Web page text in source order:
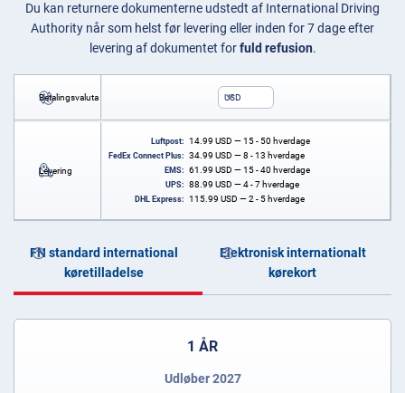
Du kan returnere dokumenterne udstedt af International Driving
Authority når som helst før levering eller inden for 7 dage efter
levering af dokumentet forfuld refusion.
Betalingsvaluta USD
Levering
Luftpost: 14.99 USD — 15 - 50 hverdage
FedEx Connect Plus: 34.99 USD — 8 - 13 hverdage
EMS: 61.99 USD — 15 - 40 hverdage
UPS: 88.99 USD — 4 - 7 hverdage
DHL Express: 115.99 USD — 2 - 5 hverdage
FN standard international
køretilladelse
Elektronisk internationalt
kørekort
1 ÅR
Udløber 2027